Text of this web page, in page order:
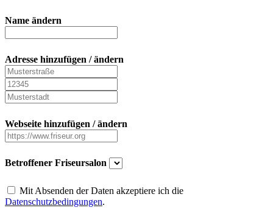
Name ändern
Adresse hinzufügen / ändern
Webseite hinzufügen / ändern
Betroffener Friseursalon
Mit Absenden der Daten akzeptiere ich die
Datenschutzbedingungen.